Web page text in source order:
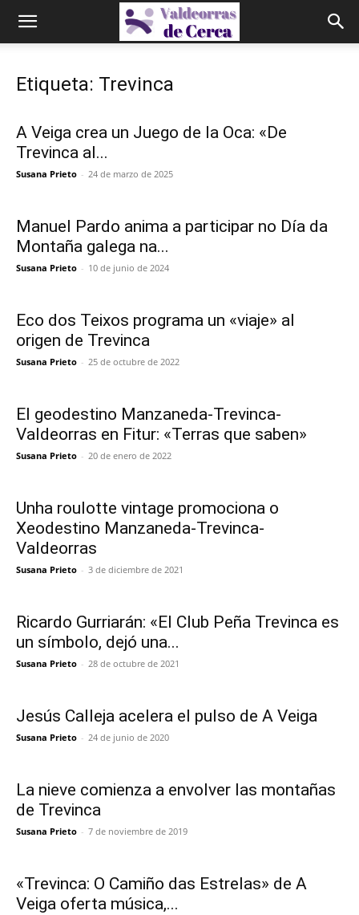
Etiqueta: Trevinca
A Veiga crea un Juego de la Oca: «De
Trevinca al...
Susana Prieto - 24 de marzo de 2025
Manuel Pardo anima a participar no Día da
Montaña galega na...
Susana Prieto - 10 de junio de 2024
Eco dos Teixos programa un «viaje» al
origen de Trevinca
Susana Prieto - 25 de octubre de 2022
El geodestino Manzaneda-Trevinca-
Valdeorras en Fitur: «Terras que saben»
Susana Prieto - 20 de enero de 2022
Unha roulotte vintage promociona o
Xeodestino Manzaneda-Trevinca-
Valdeorras
Susana Prieto - 3 de diciembre de 2021
Ricardo Gurriarán: «El Club Peña Trevinca es
un símbolo, dejó una...
Susana Prieto - 28 de octubre de 2021
Jesús Calleja acelera el pulso de A Veiga
Susana Prieto - 24 de junio de 2020
La nieve comienza a envolver las montañas
de Trevinca
Susana Prieto - 7 de noviembre de 2019
«Trevinca: O Camiño das Estrelas» de A
Veiga oferta música,...